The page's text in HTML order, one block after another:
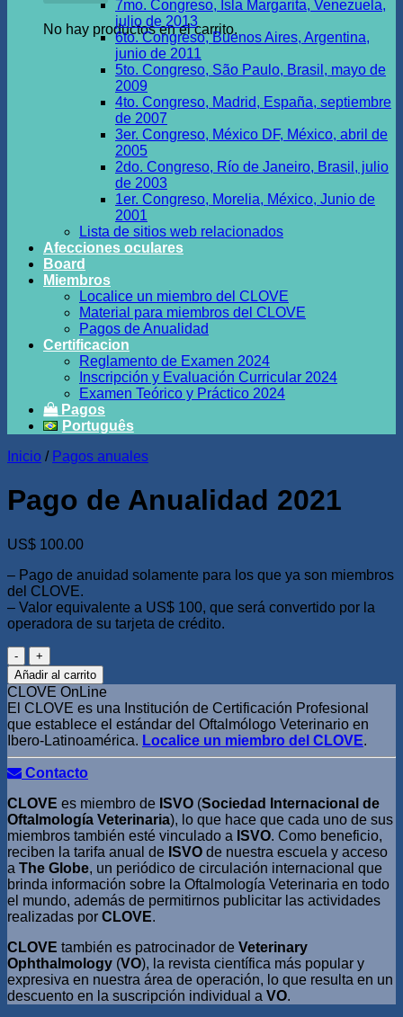
No hay productos en el carrito.
7mo. Congreso, Isla Margarita, Venezuela,
julio de 2013
6to. Congreso, Buenos Aires, Argentina,
junio de 2011
5to. Congreso, São Paulo, Brasil, mayo de
2009
4to. Congreso, Madrid, España, septiembre
de 2007
3er. Congreso, México DF, México, abril de
2005
2do. Congreso, Río de Janeiro, Brasil, julio
de 2003
1er. Congreso, Morelia, México, Junio de
2001
Lista de sitios web relacionados
Afecciones oculares
Board
Miembros
Localice un miembro del CLOVE
Material para miembros del CLOVE
Pagos de Anualidad
Certificacion
Reglamento de Examen 2024
Inscripción y Evaluación Curricular 2024
Examen Teórico y Práctico 2024
Pagos
Português
Inicio / Pagos anuales
Pago de Anualidad 2021
US$ 100.00
– Pago de anuidad solamente para los que ya son miembros
del CLOVE.
– Valor equivalente a US$ 100, que será convertido por la
operadora de su tarjeta de crédito.
Pago
de
Anualidad
2021
cantidad
Añadir al carrito
CLOVE OnLine
El CLOVE es una Institución de Certificación Profesional
que establece el estándar del Oftalmólogo Veterinario en
Ibero-Latinoamérica. Localice un miembro del CLOVE.
Contacto
CLOVE es miembro de ISVO (Sociedad Internacional de
Oftalmología Veterinaria), lo que hace que cada uno de sus
miembros también esté vinculado a ISVO. Como beneficio,
reciben la tarifa anual de ISVO de nuestra escuela y acceso
a The Globe, un periódico de circulación internacional que
brinda información sobre la Oftalmología Veterinaria en todo
el mundo, además de permitirnos publicitar las actividades
realizadas por CLOVE.
CLOVE también es patrocinador de Veterinary
Ophthalmology (VO), la revista científica más popular y
expresiva en nuestra área de operación, lo que resulta en un
descuento en la suscripción individual a VO.